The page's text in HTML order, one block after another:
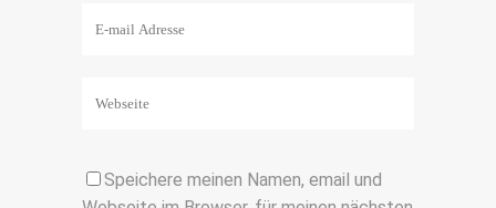
Speichere meinen Namen, email und